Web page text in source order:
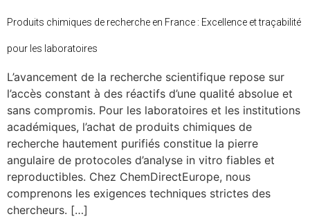
Produits chimiques de recherche en France : Excellence et traçabilité
pour les laboratoires
L’avancement de la recherche scientifique repose sur
l’accès constant à des réactifs d’une qualité absolue et
sans compromis. Pour les laboratoires et les institutions
académiques, l’achat de produits chimiques de
recherche hautement purifiés constitue la pierre
angulaire de protocoles d’analyse in vitro fiables et
reproductibles. Chez ChemDirectEurope, nous
comprenons les exigences techniques strictes des
chercheurs. […]